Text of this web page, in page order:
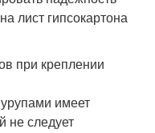
лист гипсокартона
при креплении
имеет
не следует